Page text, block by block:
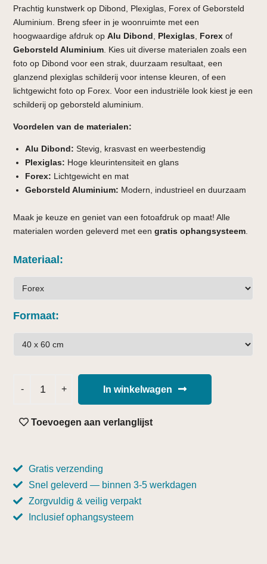
Prachtig kunstwerk op Dibond, Plexiglas, Forex of Geborsteld
Aluminium. Breng sfeer in je woonruimte met een
hoogwaardige afdruk opAlu Dibond Plexiglas Forex of
Geborsteld Aluminium . Kies uit diverse materialen zoals een
foto op Dibond voor een strak, duurzaam resultaat, een
glanzend plexiglas schilderij voor intense kleuren, of een
lichtgewicht foto op Forex. Voor een industriële look kiest je een
schilderij op geborsteld aluminium.
Voordelen van de materialen:
Alu Dibond: Stevig, krasvast en weerbestendig
Plexiglas: Hoge kleurintensiteit en glans
Forex: Lichtgewicht en mat
Geborsteld Aluminium: Modern, industrieel en duurzaam
Maak je keuze en geniet van een fotoafdruk op maat! Alle
materialen worden geleverd met eengratis ophangsysteem
Materiaal
Formaat
In winkelwagen
Toevoegen aan verlanglijst
Gratis verzending
Snel geleverd — binnen 3-5 werkdagen
Zorgvuldig & veilig verpakt
Inclusief ophangsysteem